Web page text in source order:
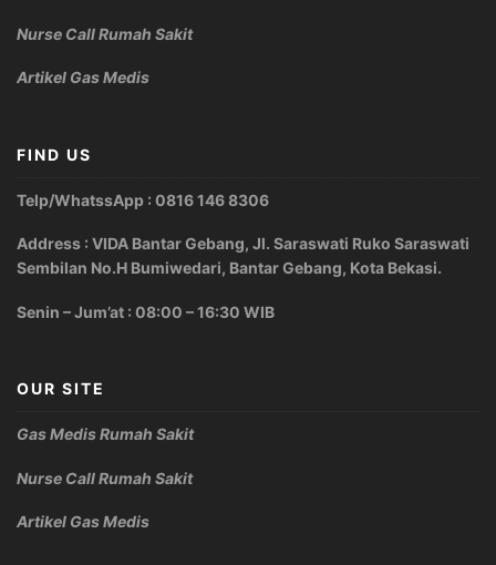
Nurse Call Rumah Sakit
Artikel Gas Medis
FIND US
Telp/WhatssApp : 0816 146 8306
Address : VIDA Bantar Gebang, Jl. Saraswati Ruko Saraswati
Sembilan No.H Bumiwedari, Bantar Gebang, Kota Bekasi.
Senin – Jum’at : 08:00 – 16:30 WIB
OUR SITE
Gas Medis Rumah Sakit
Nurse Call Rumah Sakit
Artikel Gas Medis